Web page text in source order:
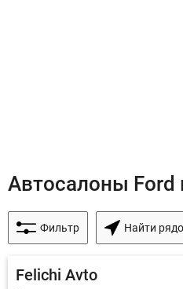
Автосалоны Ford
Фильтр Найти
Felichi Avto